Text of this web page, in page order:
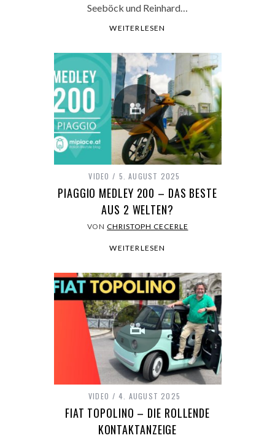
Seeböck und Reinhard…
WEITERLESEN
VIDEO 5. AUGUST 2025
PIAGGIO MEDLEY 200 – DAS BESTE
AUS 2 WELTEN?
VONCHRISTOPH CECERLE
WEITERLESEN
VIDEO 4. AUGUST 2025
FIAT TOPOLINO – DIE ROLLENDE
KONTAKTANZEIGE